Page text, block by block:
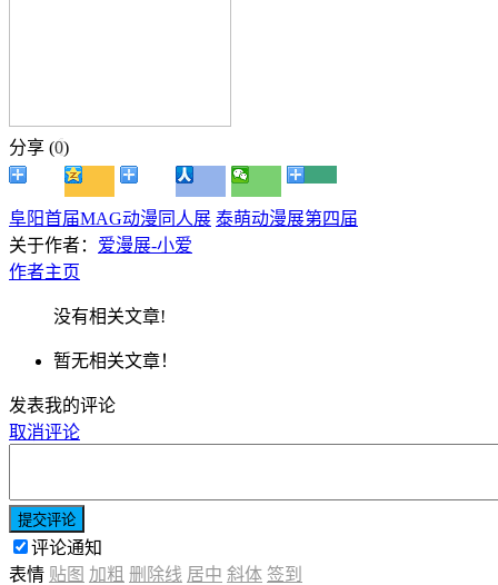
分享 (0)
阜阳首届MAG动漫同人展 泰萌动漫展第四届
关于作者： 爱漫展-小爱
作者主页
没有相关文章!
暂无相关文章！
发表我的评论
取消评论
提交评论
评论通知
表情 贴图 加粗 删除线 居中 斜体 签到